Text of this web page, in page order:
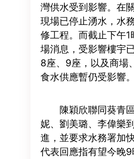
灣供水受到影響。在
現場已停止湧水，水
修工程。而截止下午1
場消息，受影響樓宇
8座、9座，以及商場
食水供應暫仍受影響。
陳穎欣聯同葵青
妮、劉美璐、李偉樂
進，並要求水務署加
代表回應指有望今晚